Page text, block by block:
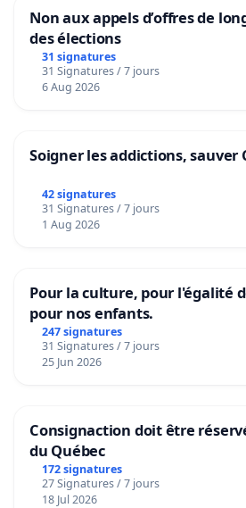
Non aux appels d’offres de
des élections
31 signatures
31 Signatures / 7 jours
6 Aug 2026
Soigner les addictions, sauver
42 signatures
31 Signatures / 7 jours
1 Aug 2026
Pour la culture, pour l'égalité
pour nos enfants.
247 signatures
31 Signatures / 7 jours
25 Jun 2026
Consignaction doit être
du Québec
172 signatures
27 Signatures / 7 jours
18 Jul 2026